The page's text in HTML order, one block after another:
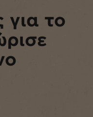
για το